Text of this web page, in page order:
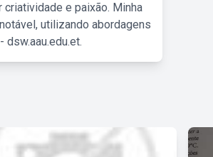
e paixão. Minha
utilizando abordagens